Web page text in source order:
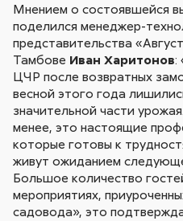
Мнением о состоявшейся
поделился менеджер-
представительства
Тамбове Иван Харитонов:
ЦЧР после возвратных
весной этого года
значительной части
менее, это настоящие
которые готовы к
живут ожиданием
Большое количество
мероприятиях,
садовода», это